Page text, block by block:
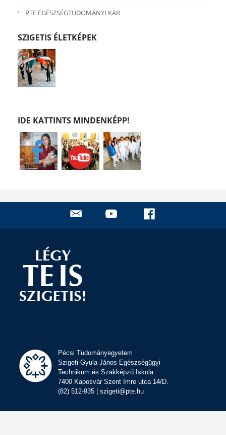
PTE EGÉSZSÉGTUDOMÁNYI KAR
SZIGETIS ÉLETKÉPEK
IDE KATTINTS MINDENKÉPP!
Pécsi Tudományegyetem
Szigeti-Gyula János Egészségügyi
Technikum és Szakképző Iskola
7400 Kaposvár Szent Imre utca 14/D.
(82) 512-935 | szigeti@pte.hu